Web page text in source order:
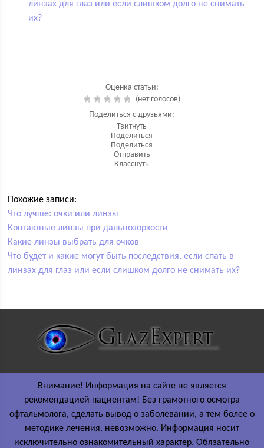
линзах для глаз или если слишком долго не снимать
их?
Оценка статьи:
(нет голосов)
Поделиться с друзьями:
Твитнуть
Поделиться
Поделиться
Отправить
Класснуть
Похожие записи:
Что лучше: очки или линзы
Контактные линзы при дальнозоркости
Какие линзы выбрать для очков
Что будет и какие могут быть последствия, если спать в
линзах для глаз или если слишком долго не снимать их?
Внимание! Информация на сайте не является
рекомендацией пациентам! Без грамотного осмотра
офтальмолога, сделать вывод о заболевании, а тем более о
методике лечения, невозможно. Информация носит
исключительно ознакомительный характер. Обязательно